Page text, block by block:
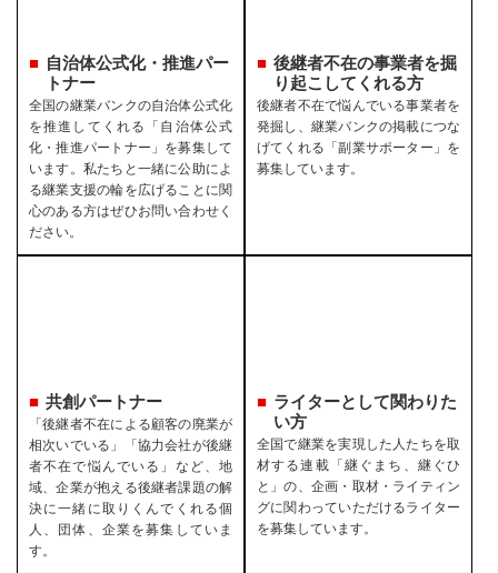
自治体公式化・推進パー
トナー
全国の継業バンクの自治体公式化
を推進してくれる「自治体公式
化・推進パートナー」を募集して
います。私たちと一緒に公助によ
る継業支援の輪を広げることに関
心のある方はぜひお問い合わせく
ださい。
後継者不在の事業者を掘
り起こしてくれる方
後継者不在で悩んでいる事業者を
発掘し、継業バンクの掲載につな
げてくれる「副業サポーター」を
募集しています。
共創パートナー
「後継者不在による顧客の廃業が
相次いでいる」「協力会社が後継
者不在で悩んでいる」など、地
域、企業が抱える後継者課題の解
決に一緒に取りくんでくれる個
人、団体、企業を募集していま
す。
ライターとして関わりた
い方
全国で継業を実現した人たちを取
材する連載「継ぐまち、継ぐひ
と」の、企画・取材・ライティン
グに関わっていただけるライター
を募集しています。